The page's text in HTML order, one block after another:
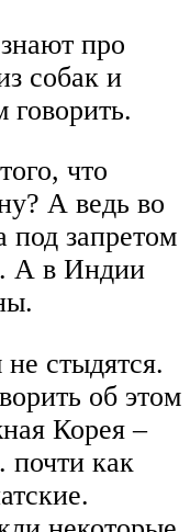
про
собак и
говорить.
что
А ведь во
под запретом
А в Индии
стыдятся.
об этом
Корея –
почти как